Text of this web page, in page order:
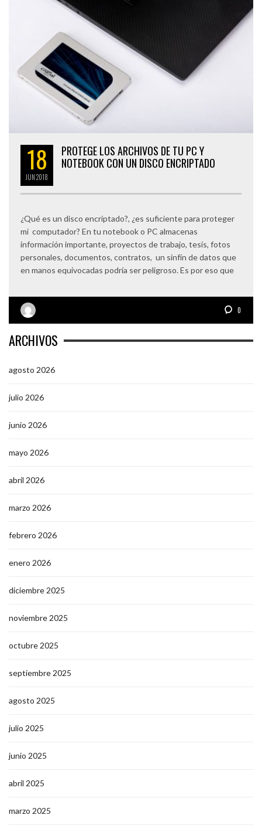
18
JUN2018
PROTEGE LOS ARCHIVOS DE TU PC Y
NOTEBOOK CON UN DISCO ENCRIPTADO
¿Qué es un disco encriptado?, ¿es suficiente para proteger
mi computador? En tu notebook o PC almacenas
información importante, proyectos de trabajo, tesis, fotos
personales, documentos, contratos, un sinfín de datos que
en manos equivocadas podría ser peligroso. Es por eso que
0
ARCHIVOS
agosto 2026
julio 2026
junio 2026
mayo 2026
abril 2026
marzo 2026
febrero 2026
enero 2026
diciembre 2025
noviembre 2025
octubre 2025
septiembre 2025
agosto 2025
julio 2025
junio 2025
abril 2025
marzo 2025